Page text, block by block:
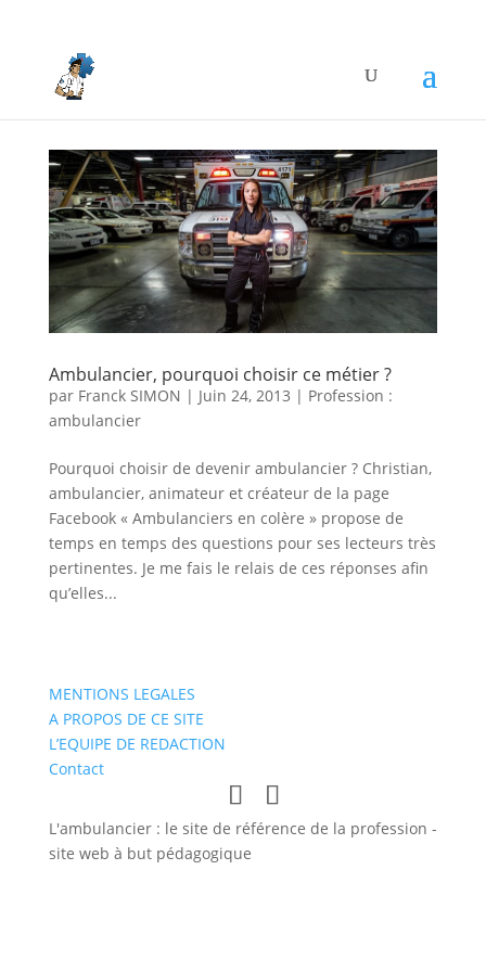
Ambulancier, pourquoi choisir ce métier ?
par Franck SIMON | Juin 24, 2013 | Profession :
ambulancier
Pourquoi choisir de devenir ambulancier ? Christian,
ambulancier, animateur et créateur de la page
Facebook « Ambulanciers en colère » propose de
temps en temps des questions pour ses lecteurs très
pertinentes. Je me fais le relais de ces réponses afin
qu’elles...
MENTIONS LEGALES
A PROPOS DE CE SITE
L’EQUIPE DE REDACTION
Contact
L'ambulancier : le site de référence de la profession -
site web à but pédagogique